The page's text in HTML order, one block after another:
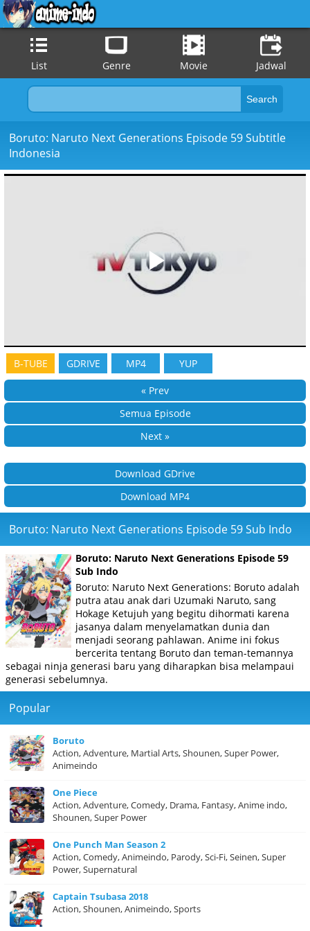
List Genre Movie Jadwal
Boruto: Naruto Next Generations Episode 59 Subtitle
Indonesia
B-TUBE GDRIVE MP4 YUP
« Prev
Semua Episode
Next »
Download GDrive
Download MP4
Boruto: Naruto Next Generations Episode 59 Sub Indo
Boruto: Naruto Next Generations Episode 59
Sub Indo
Boruto: Naruto Next Generations: Boruto adalah
putra atau anak dari Uzumaki Naruto, sang
Hokage Ketujuh yang begitu dihormati karena
jasanya dalam menyelamatkan dunia dan
menjadi seorang pahlawan. Anime ini fokus
bercerita tentang Boruto dan teman-temannya
sebagai ninja generasi baru yang diharapkan bisa melampaui
generasi sebelumnya.
Popular
Boruto
Action, Adventure, Martial Arts, Shounen, Super Power,
Animeindo
One Piece
Action, Adventure, Comedy, Drama, Fantasy, Anime indo,
Shounen, Super Power
One Punch Man Season 2
Action, Comedy, Animeindo, Parody, Sci-Fi, Seinen, Super
Power, Supernatural
Captain Tsubasa 2018
Action, Shounen, Animeindo, Sports